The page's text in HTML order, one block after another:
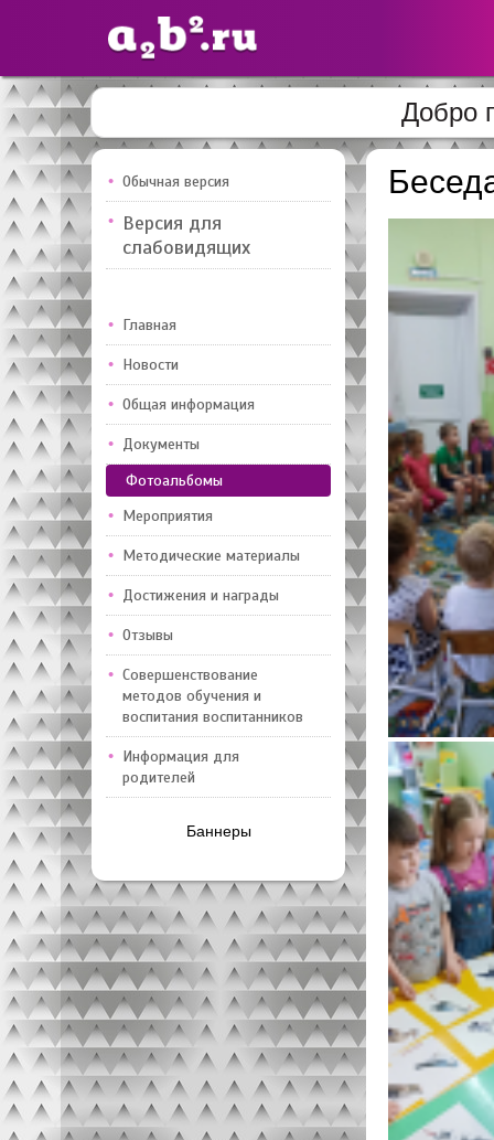
Сайты
педагогов
Добавлено — 10947
Добро
Обычная версия
Версия для
слабовидящих
Главная
Новости
Общая информация
Документы
Фотоальбомы
Мероприятия
Методические материалы
Достижения и награды
Отзывы
Совершенствование
методов обучения и
воспитания воспитанников
Информация для
родителей
Баннеры